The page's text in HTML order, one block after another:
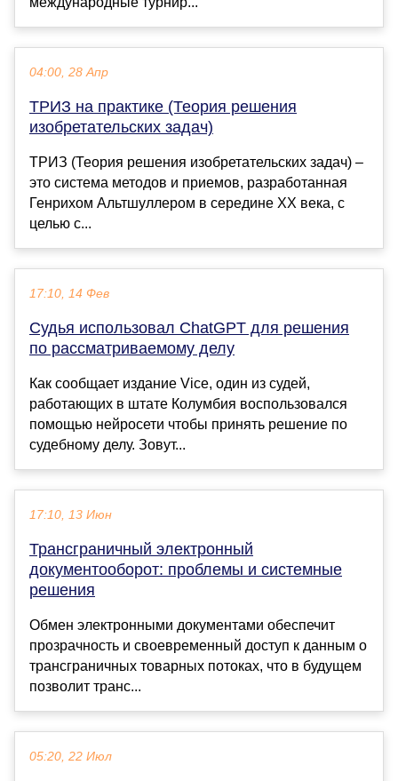
04:00, 28 Апр
ТРИЗ на практике (Теория решения
изобретательских задач)
ТРИЗ (Теория решения изобретательских задач) –
это система методов и приемов, разработанная
Генрихом Альтшуллером в середине XX века, с
целью с...
17:10, 14 Фев
Судья использовал ChatGPT для решения
по рассматриваемому делу
Как сообщает издание Vice, один из судей,
работающих в штате Колумбия воспользовался
помощью нейросети чтобы принять решение по
судебному делу. Зовут...
17:10, 13 Июн
Трансграничный электронный
документооборот: проблемы и системные
решения
Обмен электронными документами обеспечит
прозрачность и своевременный доступ к данным о
трансграничных товарных потоках, что в будущем
позволит транс...
05:20, 22 Июл